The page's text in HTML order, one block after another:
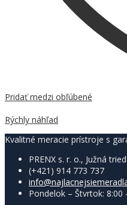
Pridať medzi obľúbené
Rýchly náhľad
Kvalitné meracie prístroje s
PRENX s. r. o., Južná
(+421) 914 773 737
Pondelok – Štvrtok: 8:00